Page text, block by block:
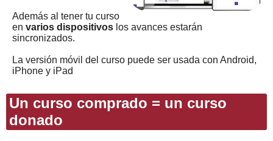
Además al tener tu curso
en varios dispositivos los avances estarán
sincronizados.
La versión móvil del curso puede ser usada con Android,
iPhone y iPad
Un curso comprado = un curso
donado